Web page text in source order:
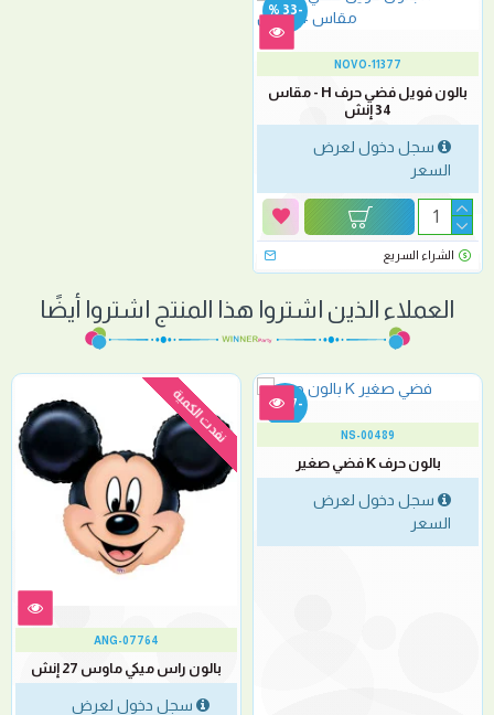
-33 %
NOVO-11377
بالون فويل فضي حرف H - مقاس
34 إنش
سجل دخول لعرض
السعر
الشراء السريع
العملاء الذين اشتروا هذا المنتج اشتروا أيضًا
-67 %
NS-00489
بالون حرف K فضي صغير
سجل دخول لعرض
السعر
نفدت الكمية
ANG-07764
بالون راس ميكي ماوس 27 إنش
سجل دخول لعرض